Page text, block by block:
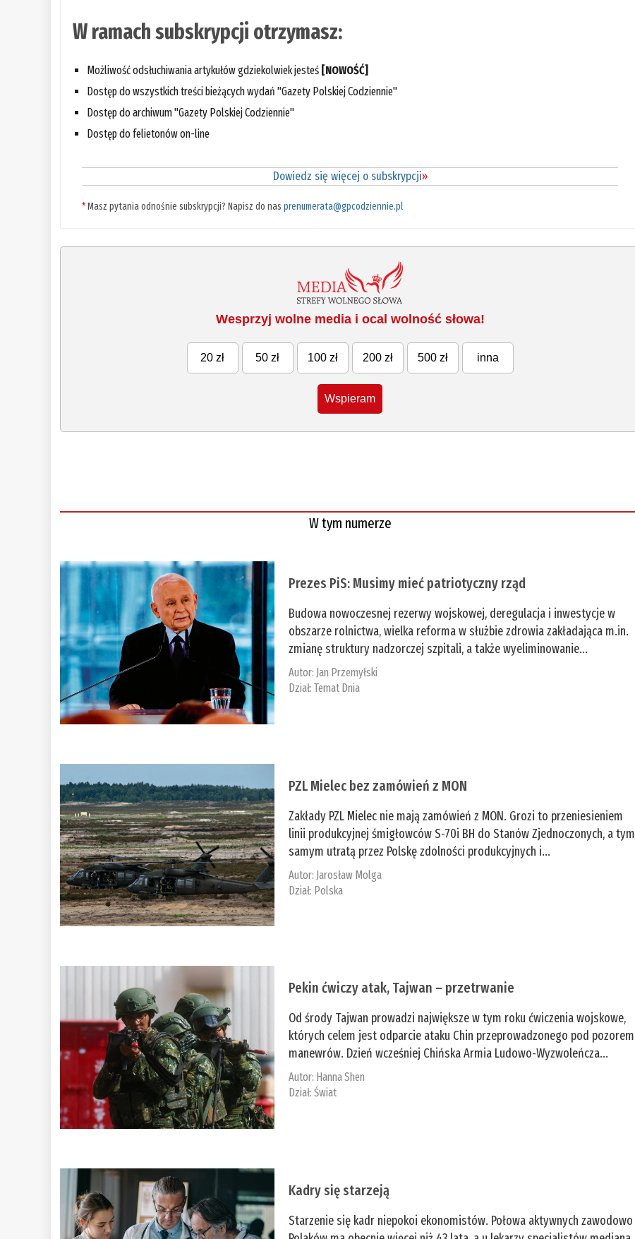
W ramach subskrypcji otrzymasz:
Możliwość odsłuchiwania artykułów gdziekolwiek jesteś [NOWOŚĆ]
Dostęp do wszystkich treści bieżących wydań "Gazety Polskiej Codziennie"
Dostęp do archiwum "Gazety Polskiej Codziennie"
Dostęp do felietonów on-line
Dowiedz się więcej o subskrypcji»
*Masz pytania odnośnie subskrypcji? Napisz do nasprenumerata@gpcodziennie.pl
Wesprzyj wolne media i ocal wolność słowa!
20 zł 50 zł 100 zł 200 zł 500 zł inna
Wspieram
W tym numerze
Prezes PiS: Musimy mieć patriotyczny rząd
Budowa nowoczesnej rezerwy wojskowej, deregulacja i inwestycje w
obszarze rolnictwa, wielka reforma w służbie zdrowia zakładająca m.in.
zmianę struktury nadzorczej szpitali, a także wyeliminowanie...
Autor: Jan Przemyłski
Dział:Temat Dnia
PZL Mielec bez zamówień z MON
Zakłady PZL Mielec nie mają zamówień z MON. Grozi to przeniesieniem
linii produkcyjnej śmigłowców S-70i BH do Stanów Zjednoczonych, a tym
samym utratą przez Polskę zdolności produkcyjnych i...
Autor: Jarosław Molga
Dział: Polska
Pekin ćwiczy atak, Tajwan – przetrwanie
Od środy Tajwan prowadzi największe w tym roku ćwiczenia wojskowe,
których celem jest odparcie ataku Chin przeprowadzonego pod pozorem
manewrów. Dzień wcześniej Chińska Armia Ludowo-Wyzwoleńcza...
Autor: ­Hanna Shen
Dział:Świat
Kadry się starzeją
Starzenie się kadr niepokoi ekonomistów. Połowa aktywnych zawodowo